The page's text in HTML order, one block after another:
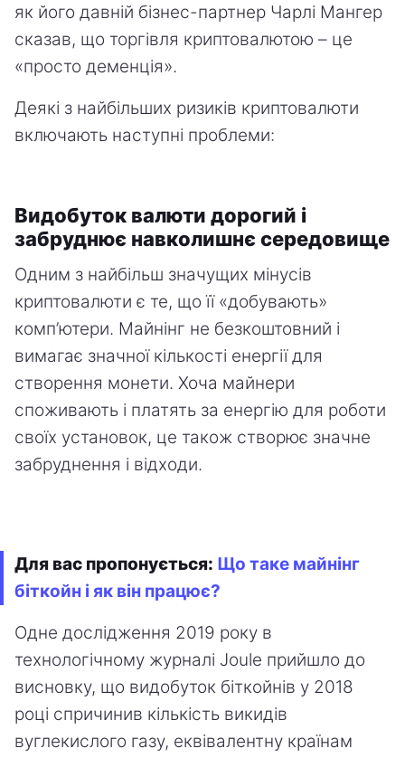
як його давній бізнес-партнер Чарлі Мангер
сказав, що торгівля криптовалютою – це
«просто деменція».
Деякі з найбільших ризиків криптовалюти
включають наступні проблеми:
Видобуток валюти дорогий і
забруднює навколишнє середовище
Одним з найбільш значущих мінусів
криптовалюти є те, що її «добувають»
комп’ютери. Майнінг не безкоштовний і
вимагає значної кількості енергії для
створення монети. Хоча майнери
споживають і платять за енергію для роботи
своїх установок, це також створює значне
забруднення і відходи.
Для вас пропонується: Що таке майнінг
біткойн і як він працює?
Одне дослідження 2019 року в
технологічному журналі Joule прийшло до
висновку, що видобуток біткойнів у 2018
році спричинив кількість викидів
вуглекислого газу, еквівалентну країнам